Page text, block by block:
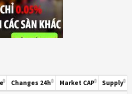
Changes 24h Market CAP
Supply